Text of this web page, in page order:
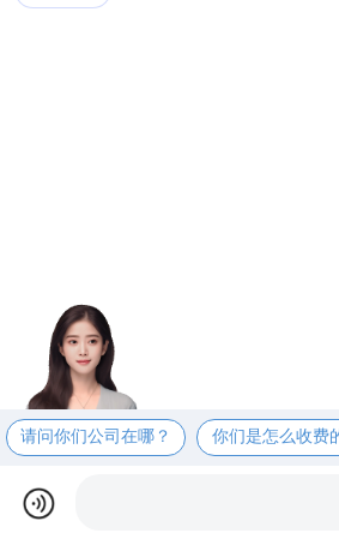
请问你们公司在哪？ 你们是怎么收费